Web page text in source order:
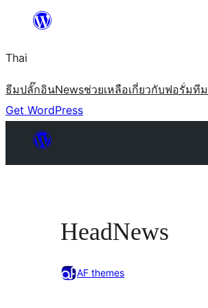
ยัง
เนื้อหา
Thai
ธีมปลั๊กอินNewsช่วยเหลือเกี่ยวกับฟอรั่มทีม
Get WordPress
HeadNews
AF themes